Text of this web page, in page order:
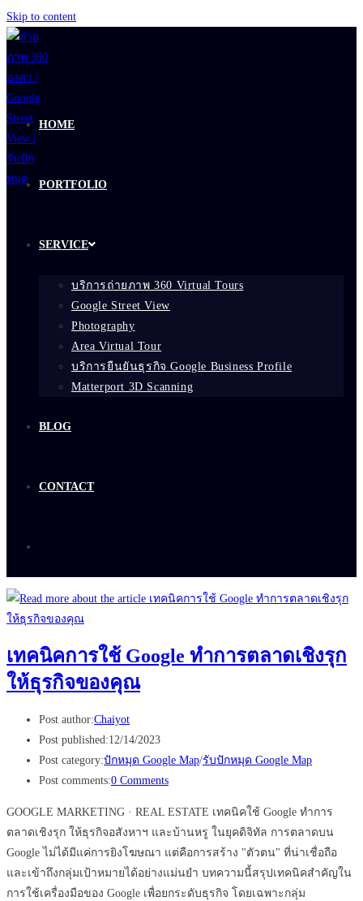
Skip to content
HOME
PORTFOLIO
SERVICE
บริการถ่ายภาพ 360 Virtual Tours
Google Street View
Photography
Area Virtual Tour
บริการยืนยันธุรกิจ Google Business Profile
Matterport 3D Scanning
BLOG
CONTACT
เทคนิคการใช้ Google ทำการตลาดเชิงรุก
ให้ธุรกิจของคุณ
Post author:Chaiyot
Post published:12/14/2023
Post category:ปักหมุด Google Map/รับปักหมุด Google Map
Post comments:0 Comments
GOOGLE MARKETING · REAL ESTATE เทคนิคใช้ Google ทำการ
ตลาดเชิงรุก ให้ธุรกิจอสังหาฯ และบ้านหรู ในยุคดิจิทัล การตลาดบน
Google ไม่ได้มีแค่การยิงโฆษณา แต่คือการสร้าง "ตัวตน" ที่น่าเชื่อถือ
และเข้าถึงกลุ่มเป้าหมายได้อย่างแม่นยำ บทความนี้สรุปเทคนิคสำคัญใน
การใช้เครื่องมือของ Google เพื่อยกระดับธุรกิจ โดยเฉพาะกลุ่ม